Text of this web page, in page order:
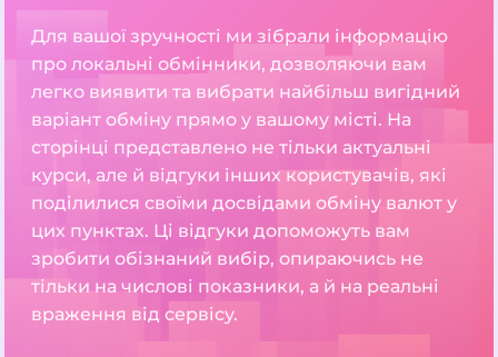
Для вашої зручності ми зібрали інформацію
про локальні обмінники, дозволяючи вам
легко виявити та вибрати найбільш вигідний
варіант обміну прямо у вашому місті. На
сторінці представлено не тільки актуальні
курси, але й відгуки інших користувачів, які
поділилися своїми досвідами обміну валют у
цих пунктах. Ці відгуки допоможуть вам
зробити обізнаний вибір, опираючись не
тільки на числові показники, а й на реальні
враження від сервісу.